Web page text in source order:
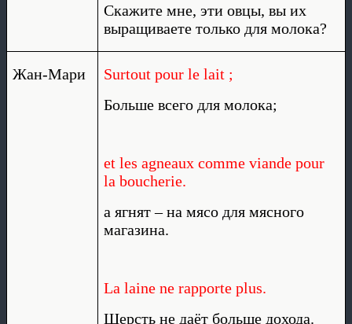
Скажите мне, эти овцы, вы их
выращиваете только для молока?
Жан-Мари
Surtout pour le lait ;
Больше всего для молока;
et les agneaux comme viande pour
la boucherie.
а ягнят – на мясо для мясного
магазина.
La laine ne rapporte plus.
Шерсть не даёт больше дохода.